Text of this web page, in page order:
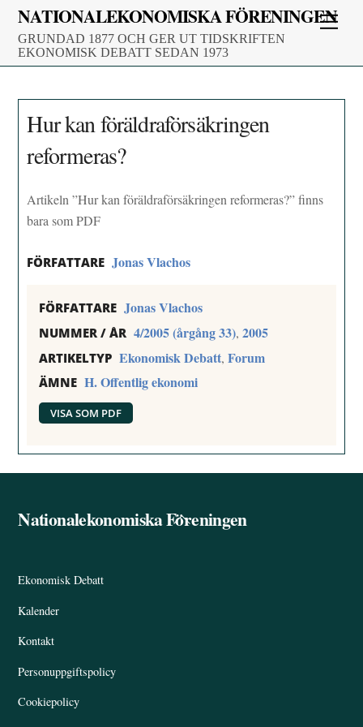
Skip
content
NATIONALEKONOMISKA FÖRENINGEN
GRUNDAD 1877 OCH GER UT TIDSKRIFTEN
EKONOMISK DEBATT SEDAN 1973
Hur kan föräldraförsäkringen
reformeras?
Artikeln ”Hur kan föräldraförsäkringen reformeras?” finns
bara som PDF
FÖRFATTARE Jonas Vlachos
FÖRFATTARE Jonas Vlachos
NUMMER / ÅR 4/2005 (årgång 33),2005
ARTIKELTYP Ekonomisk Debatt,Forum
ÄMNE H. Offentlig ekonomi
VISA SOM PDF
Back
Nationalekonomiska Föreningen
Ekonomisk Debatt
Kalender
Kontakt
Personuppgiftspolicy
Cookiepolicy